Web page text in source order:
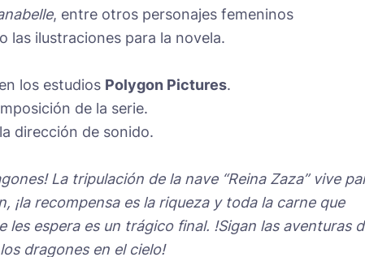
, entre otros personajes femeninos
las ilustraciones para la novela.
los estudios Polygon Pictures.
de la serie.
dirección de sonido.
La tripulación de la nave “Reina Zaza” vive
¡la recompensa es la riqueza y toda la carne que
les espera es un trágico final. !Sigan las aventuras
dragones en el cielo!